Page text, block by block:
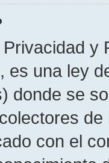
es una ley
donde se
con el